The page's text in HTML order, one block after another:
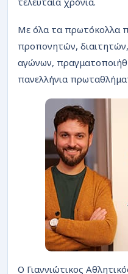
Με όλα τα πρωτόκολλα
προπονητών,
αγώνων,
πανελλήνια
Ο Γιαννιώτικος